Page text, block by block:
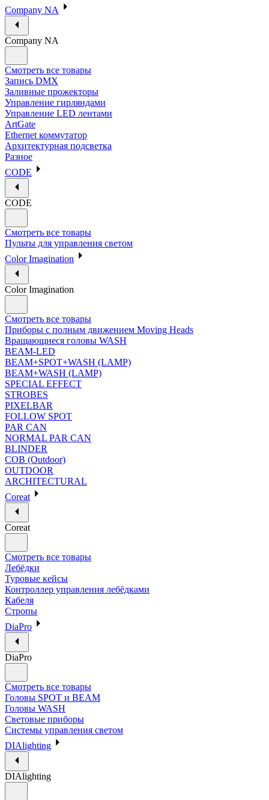
Company NA
Company NA
Смотреть все товары
Запись DMX
Заливные прожекторы
Управление гирляндами
Управление LED лентами
ArtGate
Ethernet коммутатор
Архитектурная подсветка
Разное
CODE
CODE
Смотреть все товары
Пульты для управления светом
Color Imagination
Color Imagination
Смотреть все товары
Приборы с полным движением Moving Heads
Вращающиеся головы WASH
BEAM-LED
BEAM+SPOT+WASH (LAMP)
BEAM+WASH (LAMP)
SPECIAL EFFECT
STROBES
PIXELBAR
FOLLOW SPOT
PAR CAN
NORMAL PAR CAN
BLINDER
COB (Outdoor)
OUTDOOR
ARCHITECTURAL
Coreat
Coreat
Смотреть все товары
Лебёдки
Туровые кейсы
Контроллер управления лебёдками
Кабеля
Стропы
DiaPro
DiaPro
Смотреть все товары
Головы SPOT и BEAM
Головы WASH
Световые приборы
Системы управления светом
DIAlighting
DIAlighting